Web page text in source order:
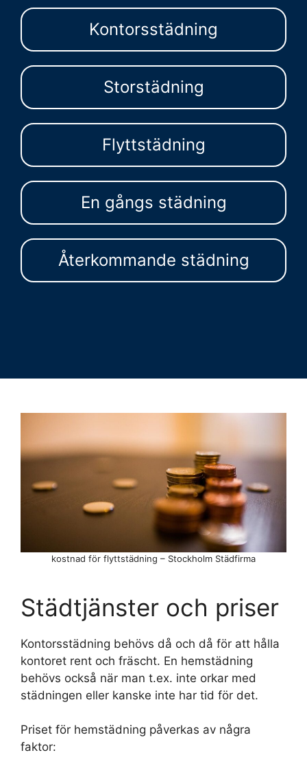
Kontorsstädning
Storstädning
Flyttstädning
En gångs städning
Återkommande städning
kostnad för flyttstädning – Stockholm Städfirma
Städtjänster och priser
Kontorsstädning behövs då och då för att hålla
kontoret rent och fräscht. En hemstädning
behövs också när man t.ex. inte orkar med
städningen eller kanske inte har tid för det.
Priset för hemstädning påverkas av några
faktor: